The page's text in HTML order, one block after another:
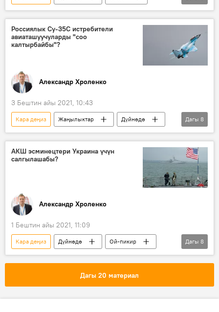
Ой-пикир
Россия
Украина
АКШ
Жо Байден
Владимир Зеленский
Россиялык Су-35С истребители
авиаташуучуларды "соо
калтырбайбы"?
Александр Хроленко
3 Бештин айы 2021, 10:43
Кара деңиз Жаңылыктар
Дүйнөдө
истребитель
Чабуул
чек ара
станция
учак
Саясат
Дагы 8
АКШ эсминецтери Украина үчүн
салгылашабы?
Александр Хроленко
1 Бештин айы 2021, 11:09
Кара деңиз Дүйнөдө
Ой-пикир
Колумнисттер
АКШ
НАТО
эсминец
Россия
Дагы 8
Дагы 20 материал